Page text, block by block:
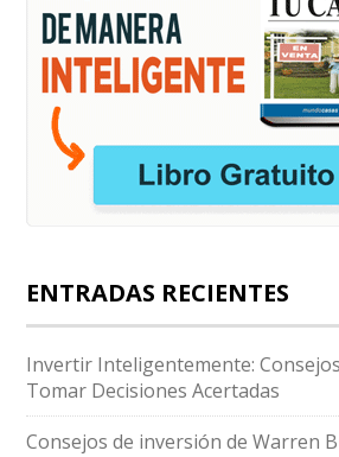
ENTRADAS RECIENTES
Invertir Inteligentemente:
Tomar Decisiones Acertadas
Consejos de inversión de Warren